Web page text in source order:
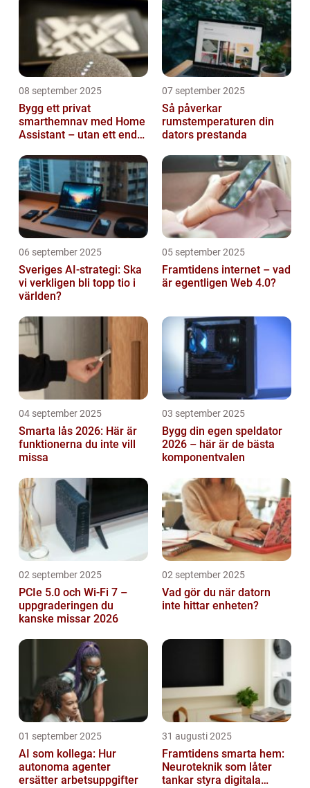
08 september 2025
Bygg ett privat
smarthemnav med Home
Assistant – utan ett enda
07 september 2025
Så påverkar
rumstemperaturen din
dators prestanda
06 september 2025
Sveriges AI-strategi: Ska
vi verkligen bli topp tio i
världen?
05 september 2025
Framtidens internet – vad
är egentligen Web 4.0?
04 september 2025
Smarta lås 2026: Här är
funktionerna du inte vill
missa
03 september 2025
Bygg din egen speldator
2026 – här är de bästa
komponentvalen
02 september 2025
PCIe 5.0 och Wi-Fi 7 –
uppgraderingen du
kanske missar 2026
02 september 2025
Vad gör du när datorn
inte hittar enheten?
01 september 2025
AI som kollega: Hur
autonoma agenter
ersätter arbetsuppgifter
31 augusti 2025
Framtidens smarta hem:
Neuroteknik som låter
tankar styra digitala